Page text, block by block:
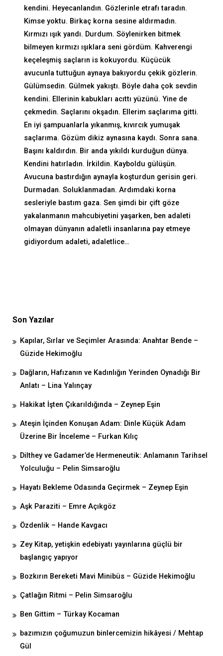
kendini. Heyecanlandın. Gözlerinle etrafı taradın.
Kimse yoktu. Birkaç korna sesine aldırmadın.
Kırmızı ışık yandı. Durdum. Söylenirken bitmek
bilmeyen kırmızı ışıklara seni gördüm. Kahverengi
keçeleşmiş saçların is kokuyordu. Küçücük
avucunla tuttuğun aynaya bakıyordu çekik gözlerin.
Gülümsedin. Gülmek yakıştı. Böyle daha çok sevdin
kendini. Ellerinin kabukları acıttı yüzünü. Yine de
çekmedin. Saçlarını okşadın. Ellerim saçlarıma gitti.
En iyi şampuanlarla yıkanmış, kıvırcık yumuşak
saçlarıma. Gözüm dikiz aynasına kaydı. Sonra sana.
Başını kaldırdın. Bir anda yıkıldı kurduğun dünya.
Kendini hatırladın. İrkildin. Kayboldu gülüşün.
Avucuna bastırdığın aynayla koşturdun gerisin geri.
Durmadan. Soluklanmadan. Ardımdaki korna
sesleriyle bastım gaza. Sen şimdi bir çift göze
yakalanmanın mahcubiyetini yaşarken, ben adaleti
olmayan dünyanın adaletli insanlarına pay etmeye
gidiyordum adaleti, adaletlice…
Son Yazılar
Kapılar, Sırlar ve Seçimler Arasında: Anahtar Bende –
Güzide Hekimoğlu
Dağların, Hafızanın ve Kadınlığın Yerinden Oynadığı Bir
Anlatı – Lina Yalınçay
Hakikat İşten Çıkarıldığında – Zeynep Eşin
Ateşin İçinden Konuşan Adam: Dinle Küçük Adam
Üzerine Bir İnceleme – Furkan Kılıç
Dilthey ve Gadamer’de Hermeneutik: Anlamanın Tarihsel
Yolculuğu – Pelin Simsaroğlu
Hayatı Bekleme Odasında Geçirmek – Zeynep Eşin
Aşk Paraziti – Emre Açıkgöz
Özdenlik – Hande Kavgacı
Zey Kitap, yetişkin edebiyatı yayınlarına güçlü bir
başlangıç yapıyor
Bozkırın Bereketi Mavi Minibüs – Güzide Hekimoğlu
Çatlağın Ritmi – Pelin Simsaroğlu
Ben Gittim – Türkay Kocaman
bazımızın çoğumuzun binlercemizin hikâyesi / Mehtap
Gül